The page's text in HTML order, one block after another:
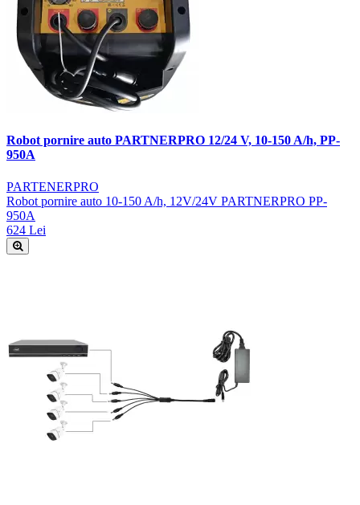
Robot pornire auto PARTNERPRO 12/24 V, 10-150 A/h, PP-
950A
PARTENERPRO
Robot pornire auto 10-150 A/h, 12V/24V PARTNERPRO PP-
950A
624 Lei